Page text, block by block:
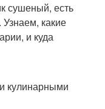
сушеный, есть
какие
и куда
кулинарными